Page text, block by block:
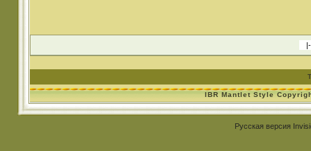
IBR Mantlet Style
Русская версия